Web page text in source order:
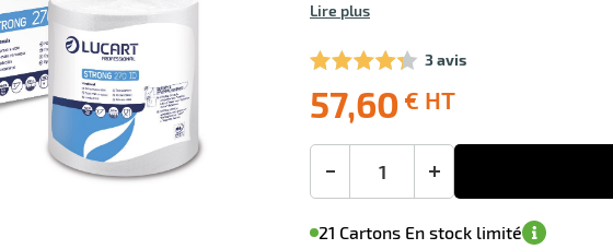
Lire plus
3 avis
57,60 € HT
Ecotaxe
Prix
public
€
HT
Livraison
offerte
+
de21 Cartons En stock limité
M'avertir de
disponibilité(5)